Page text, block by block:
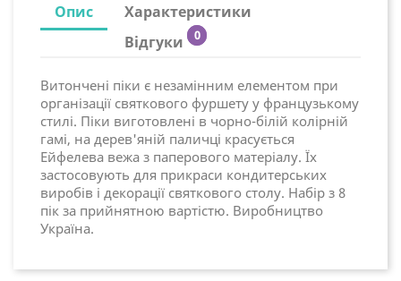
Опис
Характеристики
Відгуки
0
Витончені піки є незамінним елементом при
організації святкового фуршету у французькому
стилі. Піки виготовлені в чорно-білій колірній
гамі, на дерев'яній паличці красується
Ейфелева вежа з паперового матеріалу. Їх
застосовують для прикраси кондитерських
виробів і декорації святкового столу. Набір з 8
пік за прийнятною вартістю. Виробництво
Україна.